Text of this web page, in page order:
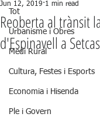
Tot
Urbanisme i Obres
Medi Rural
Cultura, Festes i Esports
Economia i Hisenda
Ple i Govern
Reoberta al trànsit
d'Espinavell a
Jun 12, 2019 1 min read